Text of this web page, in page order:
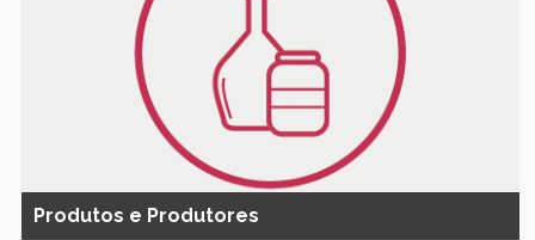
Produtos e Produtores